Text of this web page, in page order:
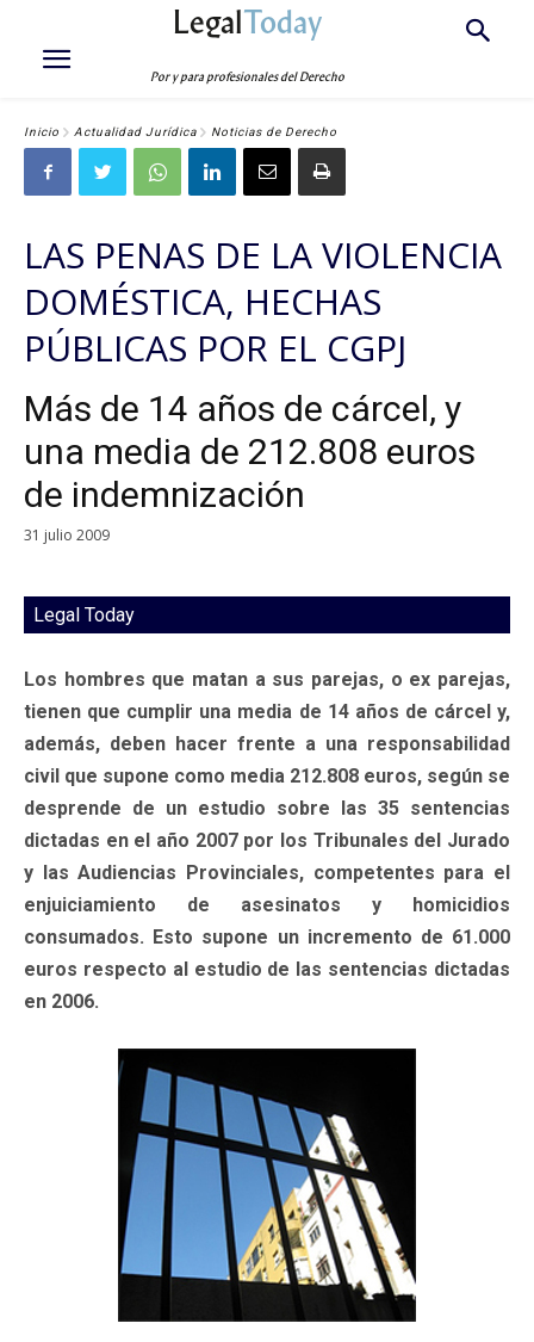
LegalToday
Por y para profesionales del Derecho
Inicio Actualidad Jurídica Noticias de Derecho
LAS PENAS DE LA VIOLENCIA
DOMÉSTICA, HECHAS
PÚBLICAS POR EL CGPJ
Más de 14 años de cárcel, y
una media de 212.808 euros
de indemnización
31 julio 2009
Legal Today
Los hombres que matan a sus parejas, o ex parejas,
tienen que cumplir una media de 14 años de cárcel y,
además, deben hacer frente a una responsabilidad
civil que supone como media 212.808 euros, según se
desprende de un estudio sobre las 35 sentencias
dictadas en el año 2007 por los Tribunales del Jurado
y las Audiencias Provinciales, competentes para el
enjuiciamiento de asesinatos y homicidios
consumados. Esto supone un incremento de 61.000
euros respecto al estudio de las sentencias dictadas
en 2006.